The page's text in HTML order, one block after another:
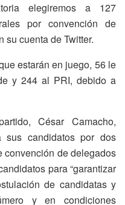
elegiremos a 127
por convención de
su cuenta de Twitter.
estarán en juego, 56 le
y 244 al PRI, debido a
César Camacho,
candidatos por dos
convención de delegados
para “garantizar
de candidatas y
y en condiciones